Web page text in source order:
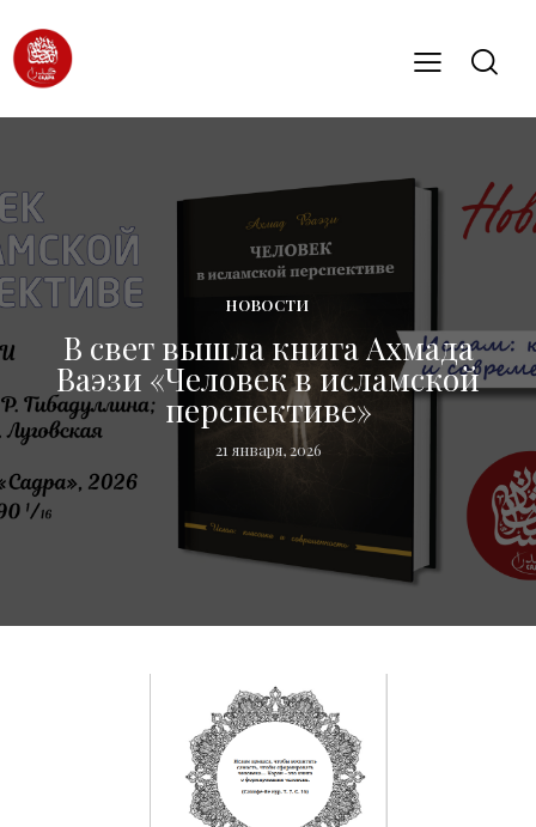
НОВОСТИ
В свет вышла книга Ахмада
Ваэзи «Человек в исламской
перспективе»
21 января, 2026